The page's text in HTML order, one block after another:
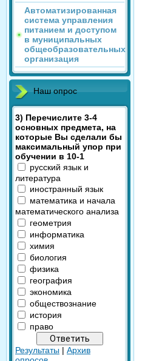
Автоматизированная
система управления
питанием и доступом
в муниципальных
общеобразовательных
организация
Наш опрос
3) Перечислите 3-4
основных предмета, на
которые Вы сделали бы
максимальный упор при
обучении в 10-1
русский язык и
литература
иностранный язык
математика и начала
математического анализа
геометрия
информатика
химия
биология
физика
география
экономика
обществознание
история
право
Результаты | Архив